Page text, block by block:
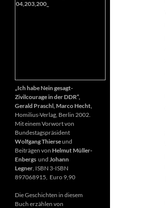
„Ich habe Nein gesagt-
Zivilcourage in der DDR“,
Gerald Praschl, Marco Hecht,
Homilius-Verlag, Berlin 2002.
Mit einem Vorwort von
Bundestagspräsident
Wolfgang Thierseund
Beiträgen von Helmut Müller-
Enbergs und Johann
Legner , ISBN 3-ISBN
897068915, Euro 9,90
Die Geschichten in diesem
Buch erzählen von